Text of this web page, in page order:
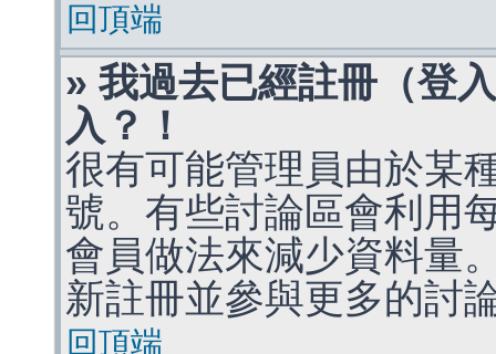
回頂端
» 我過去已經註冊（登
入？！
很有可能管理員由於某
號。有些討論區會利用
會員做法來減少資料量
新註冊並參與更多的討
回頂端